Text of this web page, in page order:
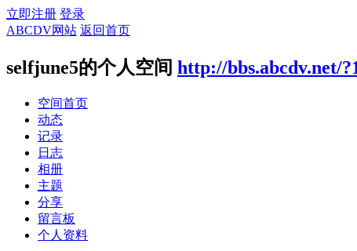
立即注册 登录
ABCDV网站 返回首页
selfjune5的个人空间 http://bbs.abcdv.net/
空间首页
动态
记录
日志
相册
主题
分享
留言板
个人资料